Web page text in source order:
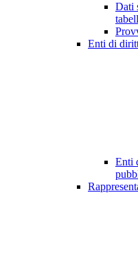
Dati
Enti di
Enti